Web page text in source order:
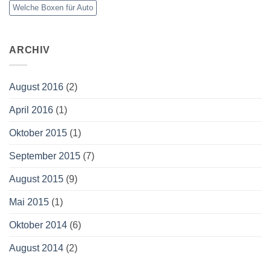
Welche Boxen für Auto
ARCHIV
August 2016 (2)
April 2016 (1)
Oktober 2015 (1)
September 2015 (7)
August 2015 (9)
Mai 2015 (1)
Oktober 2014 (6)
August 2014 (2)